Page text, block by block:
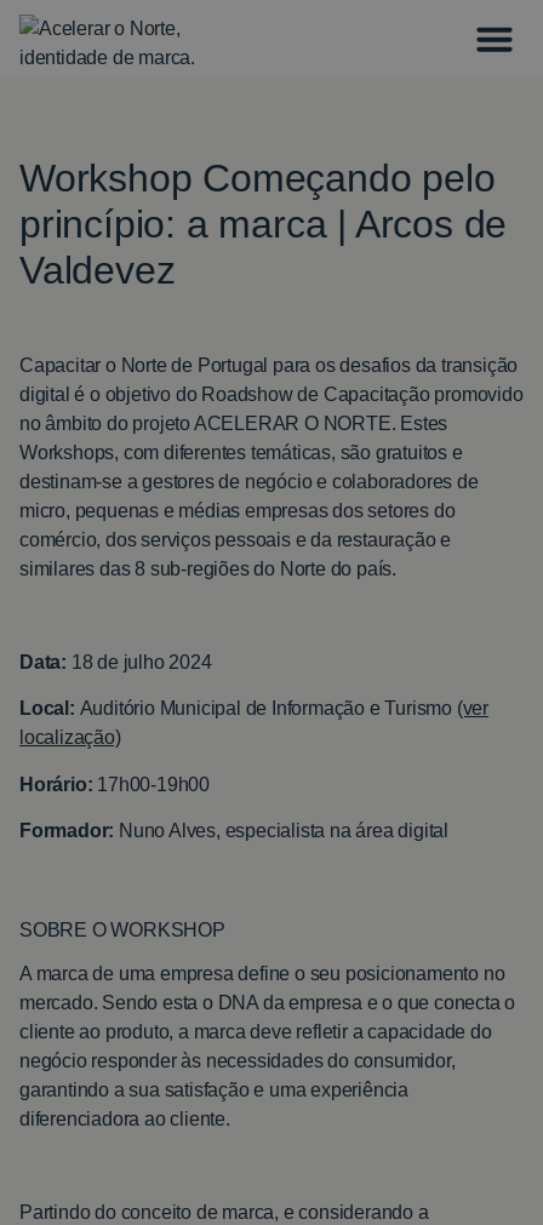
Workshop Começando pelo
princípio: a marca | Arcos de
Valdevez
Capacitar o Norte de Portugal para os desafios da transição
digital é o objetivo do Roadshow de Capacitação promovido
no âmbito do projeto ACELERAR O NORTE. Estes
Workshops, com diferentes temáticas, são gratuitos e
destinam-se a gestores de negócio e colaboradores de
micro, pequenas e médias empresas dos setores do
comércio, dos serviços pessoais e da restauração e
similares das 8 sub-regiões do Norte do país.
Data: 18 de julho 2024
Local: Auditório Municipal de Informação e Turismo (ver
localização)
Horário: 17h00-19h00
Formador: Nuno Alves, especialista na área digital
SOBRE O WORKSHOP
A marca de uma empresa define o seu posicionamento no
mercado. Sendo esta o DNA da empresa e o que conecta o
cliente ao produto, a marca deve refletir a capacidade do
negócio responder às necessidades do consumidor,
garantindo a sua satisfação e uma experiência
diferenciadora ao cliente.
Partindo do conceito de marca, e considerando a